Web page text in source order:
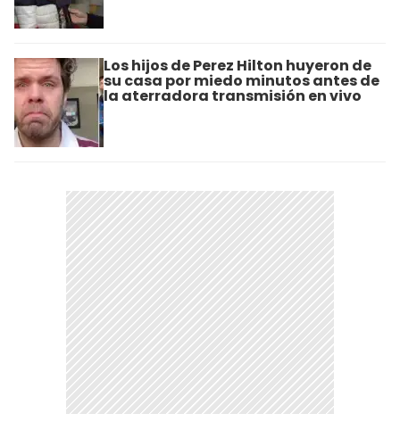
Los hijos de Perez Hilton huyeron de
su casa por miedo minutos antes de
la aterradora transmisión en vivo